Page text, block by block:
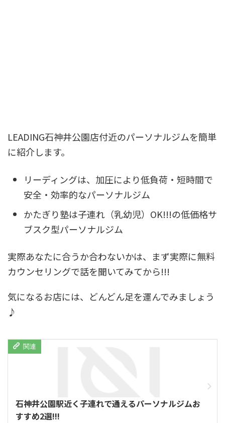
LEADING石神井公園店付近のパーソナルジムを簡単
に紹介します。
リーディングは、加圧により低負荷・短時間で
安全・効率的なパーソナルジム
かたぎり塾は子連れ（乳幼児）OK!!!の低価格サ
ブスク型パーソナルジム
実際あなたに合うか合わないかは、まず実際に無料
カウンセリングで話を聞いてみてから!!!
気になるお店には、どんどん足を運んでみましょう
♪
石神井公園駅近く子連れで通えるパーソナルジムお
すすめ2選!!!